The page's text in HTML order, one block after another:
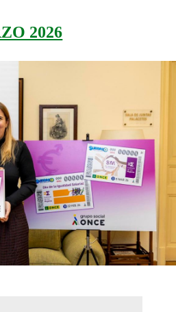
2026